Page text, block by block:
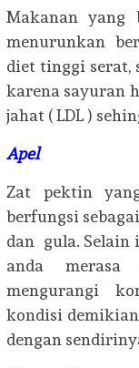
Makanan yang
menurunkan
diet tinggi serat,
karena sayuran
jahat ( LDL )
Apel
Zat pektin
berfungsi
dan gula. Selain
anda
mengurangi
kondisi
dengan